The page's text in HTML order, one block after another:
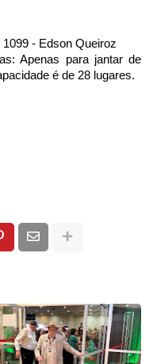
- Edson Queiroz
Apenas para jantar de
é de 28 lugares.